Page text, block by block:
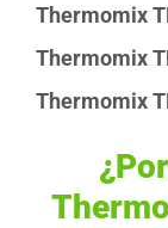
Thermomix
Thermomix
Thermomix